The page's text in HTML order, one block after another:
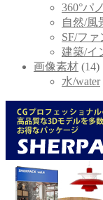
360°パ
自然/風
SF/フ
建築/イ
画像素材 (14)
水/water